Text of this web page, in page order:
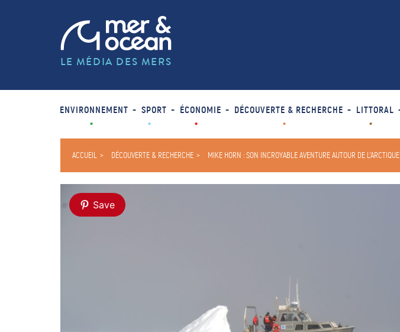
LE MÉDIA DES MERS
ENVIRONNEMENT SPORT ÉCONOMIE DÉCOUVERTE & RECHERCHE LITTORAL
ACCUEIL DÉCOUVERTE & RECHERCHE MIKE HORN : SON INCROYABLE AVENTURE AUTOUR DE L’ARCTIQUE
Save